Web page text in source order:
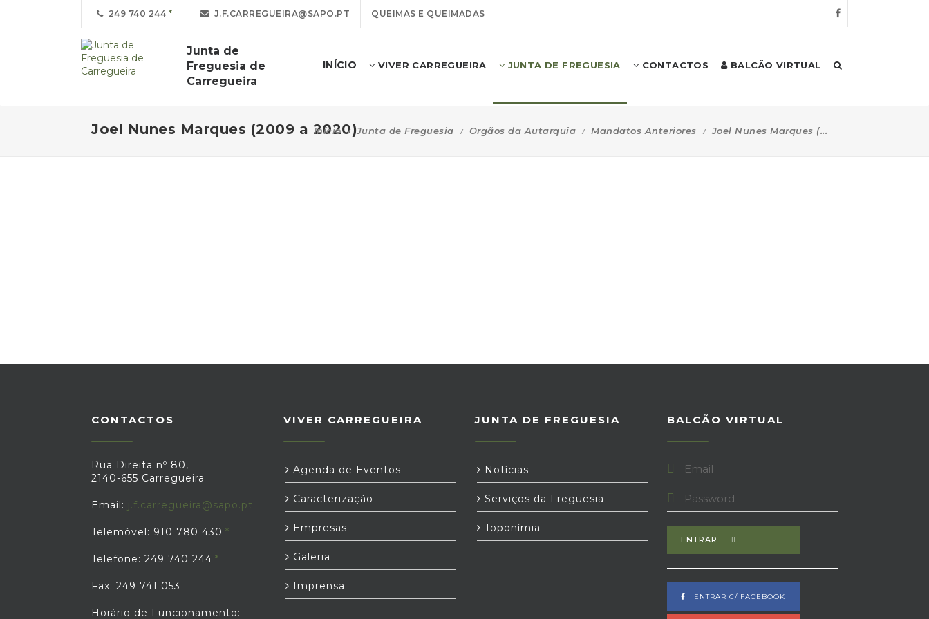
249 740 244 J.F.CARREGUEIRA@SAPO.PT QUEIMAS E QUEIMADAS
Junta de
Freguesia de
Carregueira
INÍCIO VIVER CARREGUEIRA JUNTA DE FREGUESIA CONTACTOS BALCÃO VIRTUAL
Joel Nunes Marques (2009 a 2020)
Início Junta de Freguesia Orgãos da Autarquia Mandatos Anteriores Joel Nunes Marques (...
CONTACTOS
Rua Direita nº 80,
2140-655 Carregueira
Email: j.f.carregueira@sapo.pt
Telemóvel: 910 780 430
Telefone: 249 740 244
Fax: 249 741 053
Horário de Funcionamento:
VIVER CARREGUEIRA
Agenda de Eventos
Caracterização
Empresas
Galeria
Imprensa
JUNTA DE FREGUESIA
Notícias
Serviços da Freguesia
Toponímia
BALCÃO VIRTUAL
ENTRAR
ENTRAR C/ FACEBOOK